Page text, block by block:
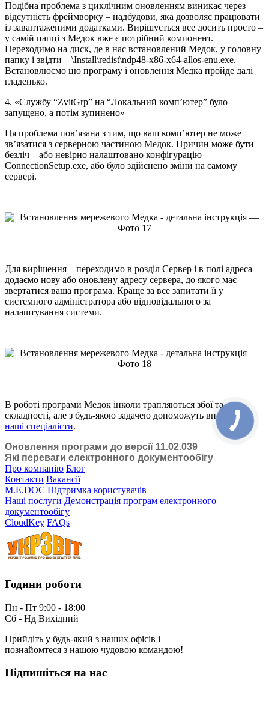
Подібна проблема з циклічним оновленням виникає через
відсутність фреймворку – надбудови, яка дозволяє працювати
із завантаженими додатками. Вирішується все досить просто –
у самій папці з Медок вже є потрібний компонент.
Переходимо на диск, де в нас встановлений Медок, у головну
папку і звідти – \Install\redist\ndp48-x86-x64-allos-enu.exe.
Встановлюємо цю програму і оновлення Медка пройде далі
гладенько.
4. «Службу “ZvitGrp” на “Локальний комп’ютер” було
запущено, а потім зупинено»
Ця проблема пов’язана з тим, що ваш комп’ютер не може
зв’язатися з серверною частиною Медок. Причин може бути
безліч – або невірно налаштовано конфігурацію
ConnectionSetup.exe, або було здійснено зміни на самому
сервері.
Для вирішення – переходимо в розділ Сервер і в полі адреса
додаємо нову або оновлену адресу сервера, до якого має
звертатися ваша програма. Краще за все запитати її у
системного адміністратора або відповідального за
налаштування системи.
В роботі програми Медок інколи трапляються збої та
складності, але з будь-якою задачею допоможуть впоратися
наші спеціалісти.
Оновлення програми до версії 11.02.039
Які переваги електронного документообігу
Про компанію Блог
Контакти Вакансії
M.E.DOC Підтримка користувачів
Наші послуги Демонстрація програм електронного
документообігу
CloudKey FAQs
Години роботи
Пн - Пт 9:00 - 18:00
Сб - Нд Вихідний
Прийдіть у будь-який з наших офісів і
познайомтеся з нашою чудовою командою!
Підпишіться на нас